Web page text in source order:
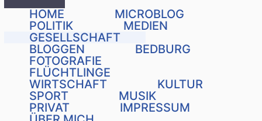
Schließen
HOME
MICROBLOG
POLITIK
MEDIEN
GESELLSCHAFT
BLOGGEN
BEDBURG
FOTOGRAFIE
FLÜCHTLINGE
WIRTSCHAFT
KULTUR
SPORT
MUSIK
PRIVAT
IMPRESSUM